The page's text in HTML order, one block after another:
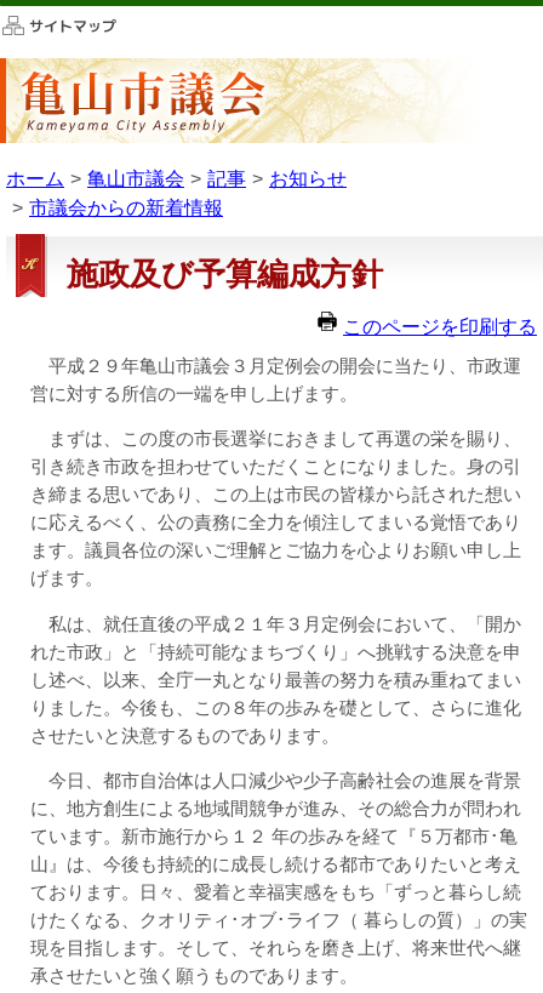
ホーム 亀山市議会 記事
お知らせ
市議会からの新着情報
施政及び予算編成方針
このページを印刷する
平成２９年亀山市議会３月定例会の開会に当たり、市政運
営に対する所信の一端を申し上げます。
まずは、この度の市長選挙におきまして再選の栄を賜り、
引き続き市政を担わせていただくことになりました。身の引
き締まる思いであり、この上は市民の皆様から託された想い
に応えるべく、公の責務に全力を傾注してまいる覚悟であり
ます。議員各位の深いご理解とご協力を心よりお願い申し上
げます。
私は、就任直後の平成２１年３月定例会において、「開か
れた市政」と「持続可能なまちづくり」へ挑戦する決意を申
し述べ、以来、全庁一丸となり最善の努力を積み重ねてまい
りました。今後も、この８年の歩みを礎として、さらに進化
させたいと決意するものであります。
今日、都市自治体は人口減少や少子高齢社会の進展を背景
に、地方創生による地域間競争が進み、その総合力が問われ
ています。新市施行から１２ 年の歩みを経て『５万都市･亀
山』は、今後も持続的に成長し続ける都市でありたいと考え
ております。日々、愛着と幸福実感をもち「ずっと暮らし続
けたくなる、クオリティ･オブ･ライフ（ 暮らしの質）」の実
現を目指します。そして、それらを磨き上げ、将来世代へ継
承させたいと強く願うものであります。